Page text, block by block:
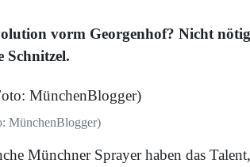
vorm Georgenhof? Nicht
Schnitzel.
MünchenBlogger)
Münchner Sprayer haben das